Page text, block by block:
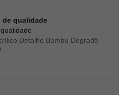
qualidade
Detalhe Bambu Degradê